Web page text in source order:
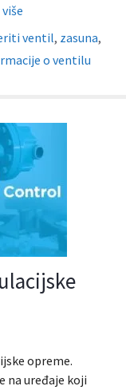
ventil, zasuna,
o ventilu
opreme.
na uređaje koji